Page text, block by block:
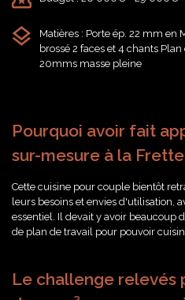
Matières : Porte ép. 22 mm
brossé 2 faces et 4 chants
20mms masse pleine
Pourquoi avoir fait
sur-mesure à la
Cette cuisine pour couple bientôt
leurs besoins et envies d'utilisation,
essentiel. Il devait y avoir beaucoup
de plan de travail pour pouvoir
Le challenge relevés